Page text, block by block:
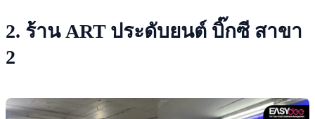
2. ร้าน ART ประดับยนต์ บิ๊กซี สาขา
2